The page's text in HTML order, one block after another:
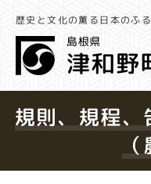
歴史と文化の薫る日本のふ
規則、規程